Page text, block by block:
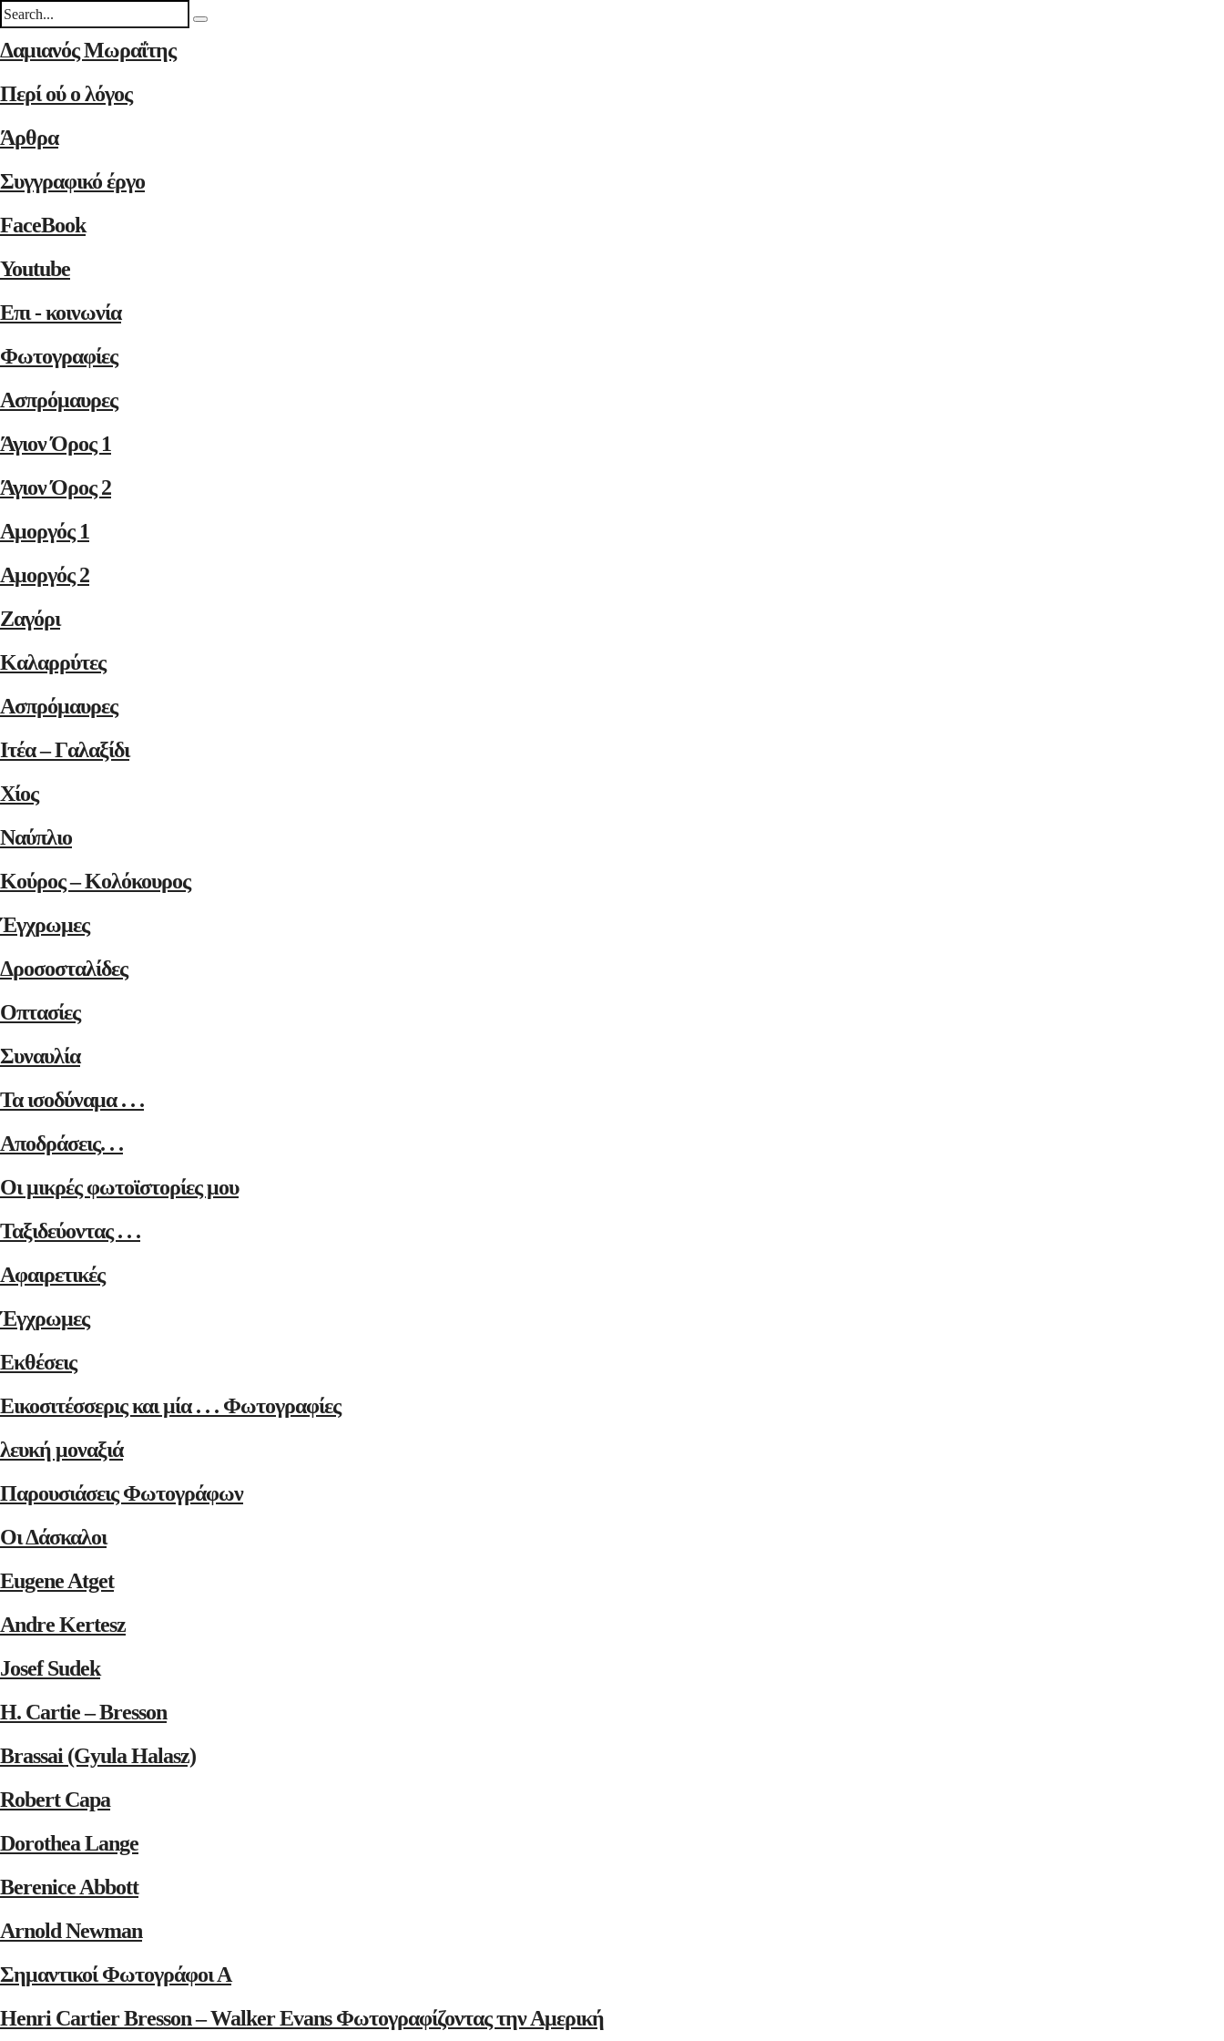
Δαμιανός Μωραΐτης
Περί ού ο λόγος
Άρθρα
Συγγραφικό έργο
FaceBook
Youtube
Επι - κοινωνία
Φωτογραφίες
Ασπρόμαυρες
Άγιον Όρος 1
Άγιον Όρος 2
Αμοργός 1
Αμοργός 2
Ζαγόρι
Καλαρρύτες
Ασπρόμαυρες
Ιτέα – Γαλαξίδι
Χίος
Ναύπλιο
Κούρος – Κολόκουρος
Έγχρωμες
Δροσοσταλίδες
Οπτασίες
Συναυλία
Τα ισοδύναμα . . .
Αποδράσεις. . .
Οι μικρές φωτοϊστορίες μου
Ταξιδεύοντας . . .
Αφαιρετικές
Έγχρωμες
Εκθέσεις
Εικοσιτέσσερις και μία . . . Φωτογραφίες
λευκή μοναξιά
Παρουσιάσεις Φωτογράφων
Οι Δάσκαλοι
Eugene Atget
Andre Kertesz
Josef Sudek
H. Cartie – Bresson
Brassai (Gyula Halasz)
Robert Capa
Dorothea Lange
Berenice Abbott
Arnold Newman
Σημαντικοί Φωτογράφοι Α
Henri Cartier Bresson – Walker Evans Φωτογραφίζοντας την Αμερική